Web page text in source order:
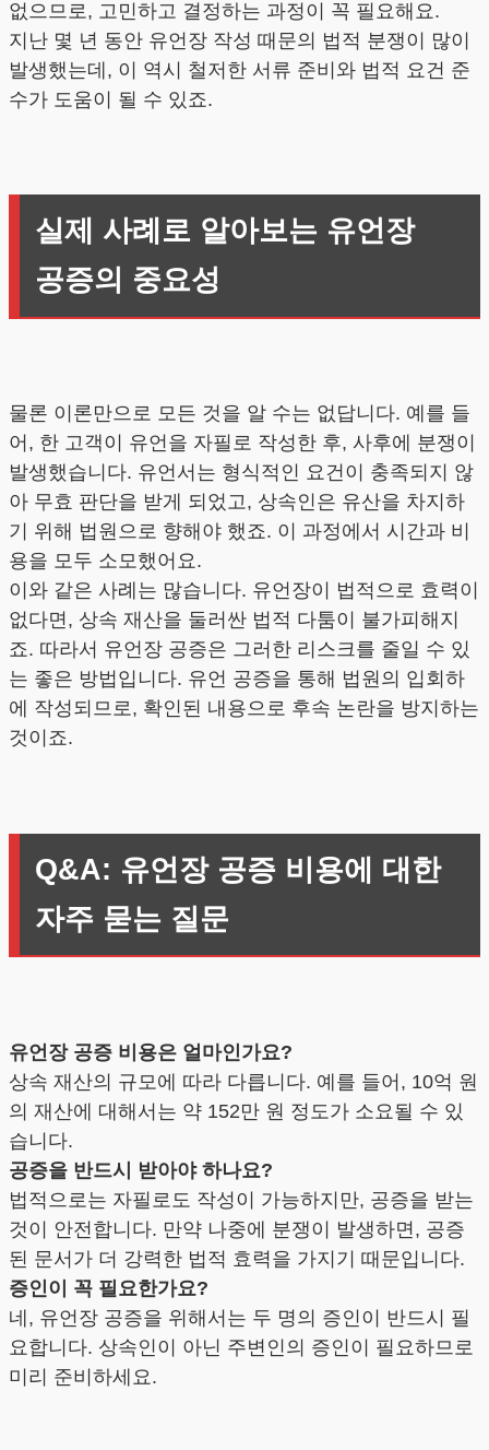
없으므로, 고민하고 결정하는 과정이 꼭 필요해요.
지난 몇 년 동안 유언장 작성 때문의 법적 분쟁이 많이
발생했는데, 이 역시 철저한 서류 준비와 법적 요건 준
수가 도움이 될 수 있죠.
실제 사례로 알아보는 유언장
공증의 중요성
물론 이론만으로 모든 것을 알 수는 없답니다. 예를 들
어, 한 고객이 유언을 자필로 작성한 후, 사후에 분쟁이
발생했습니다. 유언서는 형식적인 요건이 충족되지 않
아 무효 판단을 받게 되었고, 상속인은 유산을 차지하
기 위해 법원으로 향해야 했죠. 이 과정에서 시간과 비
용을 모두 소모했어요.
이와 같은 사례는 많습니다. 유언장이 법적으로 효력이
없다면, 상속 재산을 둘러싼 법적 다툼이 불가피해지
죠. 따라서 유언장 공증은 그러한 리스크를 줄일 수 있
는 좋은 방법입니다. 유언 공증을 통해 법원의 입회하
에 작성되므로, 확인된 내용으로 후속 논란을 방지하는
것이죠.
Q&A: 유언장 공증 비용에 대한
자주 묻는 질문
유언장 공증 비용은 얼마인가요?
상속 재산의 규모에 따라 다릅니다. 예를 들어, 10억 원
의 재산에 대해서는 약 152만 원 정도가 소요될 수 있
습니다.
공증을 반드시 받아야 하나요?
법적으로는 자필로도 작성이 가능하지만, 공증을 받는
것이 안전합니다. 만약 나중에 분쟁이 발생하면, 공증
된 문서가 더 강력한 법적 효력을 가지기 때문입니다.
증인이 꼭 필요한가요?
네, 유언장 공증을 위해서는 두 명의 증인이 반드시 필
요합니다. 상속인이 아닌 주변인의 증인이 필요하므로
미리 준비하세요.